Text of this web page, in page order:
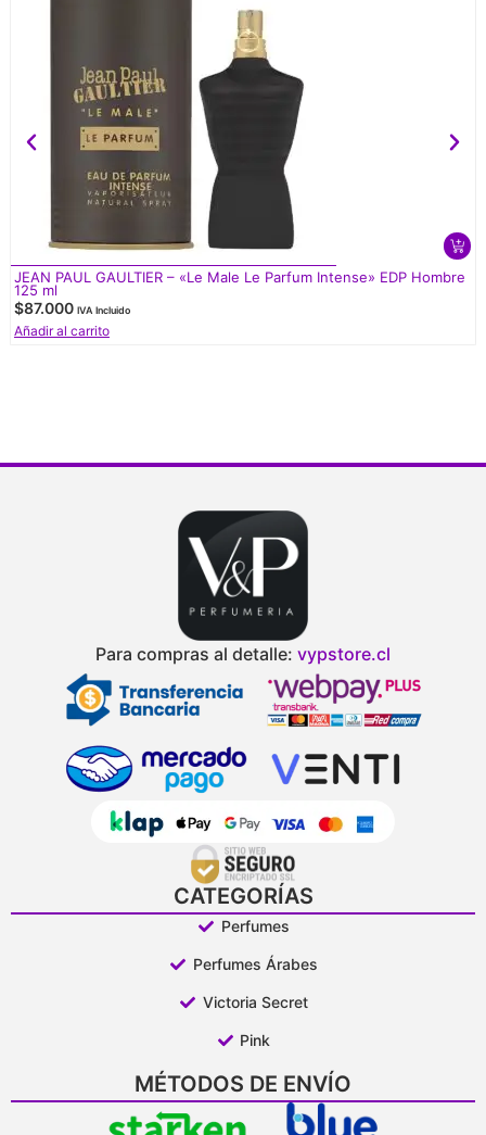
JEAN PAUL GAULTIER – «Le Male Le Parfum Intense» EDP Hombre
125 ml
$87.000 IVA Incluido
Añadir al carrito
Para compras al detalle: vypstore.cl
CATEGORÍAS
Perfumes
Perfumes Árabes
Victoria Secret
Pink
MÉTODOS DE ENVÍO